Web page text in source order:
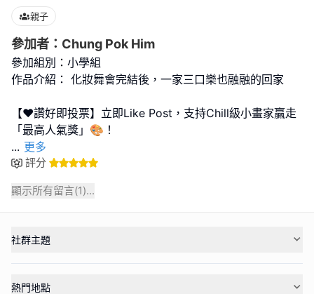
親子
參加者：Chung Pok Him
參加組別：小學組
作品介紹： 化妝舞會完結後，一家三口樂也融融的回家
【❤️讚好即投票】立即Like Post，支持Chill級小畫家贏走
... 更多
評分
顯示所有留言(1)...
社群主題
熱門地點